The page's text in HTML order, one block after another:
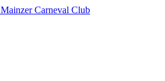
Mainzer Carneval Club